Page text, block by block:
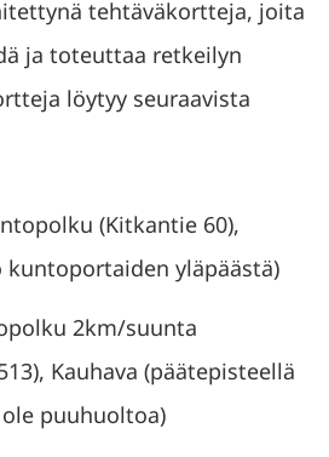
tehtäväkortteja, joita
ja toteuttaa retkeilyn
löytyy seuraavista
(Kitkantie 60),
kuntoportaiden yläpäästä)
2km/suunta
Kauhava (päätepisteellä
puuhuoltoa)